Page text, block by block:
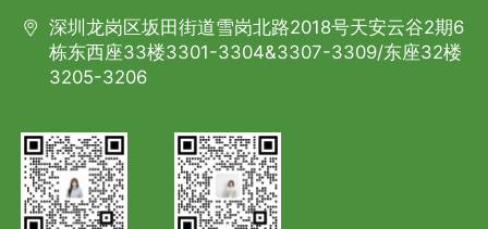
深圳龙岗区坂田街道雪岗北路2018号天安云谷2期6
栋东西座33楼3301-3304&3307-3309/东座32楼
3205-3206